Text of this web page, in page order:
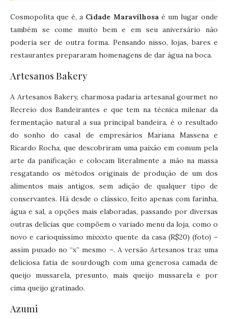
Cosmopolita que é, a Cidade Maravilhosaé um lugar onde
também se come muito bem e em seu aniversário não
poderia ser de outra forma. Pensando nisso, lojas, bares e
restaurantes prepararam homenagens de dar água na boca.
Artesanos Bakery
A Artesanos Bakery, charmosa padaria artesanal gourmet no
Recreio dos Bandeirantes e que tem na técnica milenar da
fermentação natural a sua principal bandeira, é o resultado
do sonho do casal de empresários Mariana Massena e
Ricardo Rocha, que descobriram uma paixão em comum pela
arte da panificação e colocam literalmente a mão na massa
resgatando os métodos originais de produção de um dos
alimentos mais antigos, sem adição de qualquer tipo de
conservantes. Há desde o clássico, feito apenas com farinha,
água e sal, a opções mais elaboradas, passando por diversas
outras delícias que compõem o variado menu da loja, como o
novo e carioquíssimo mixxxto quente da casa (R$20) (foto) –
assim puxado no “x” mesmo –. A versão Artesanos traz uma
deliciosa fatia de sourdough com uma generosa camada de
queijo mussarela, presunto, mais queijo mussarela e por
cima queijo gratinado.
Azumi